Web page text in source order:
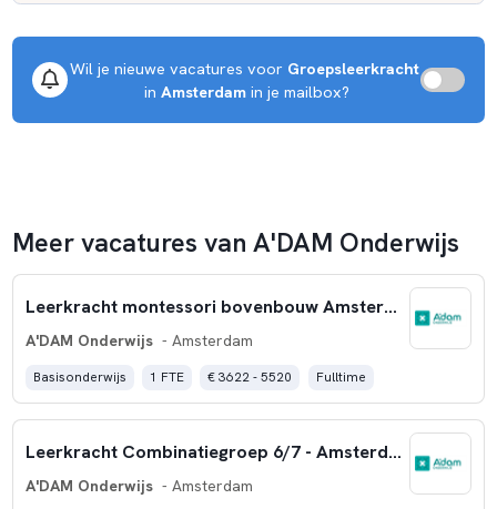
Wil je nieuwe vacatures voor Groepsleerkracht
in Amsterdam in je mailbox?
Meer vacatures van A'DAM Onderwijs
Leerkracht montessori bovenbouw Amsterdam-Oost
A'DAM Onderwijs - Amsterdam
Basisonderwijs 1 FTE € 3622 - 5520 Fulltime
Leerkracht Combinatiegroep 6/7 - Amsterdam-Oost
A'DAM Onderwijs - Amsterdam